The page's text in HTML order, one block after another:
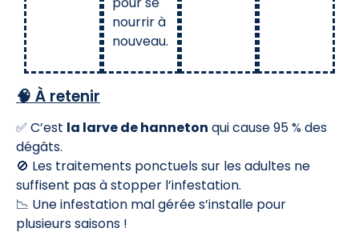
nourrir à
nouveau.
🧠 À retenir
✅ C’est la larve de hanneton qui cause 95 % des
dégâts.
🚫 Les traitements ponctuels sur les adultes ne
suffisent pas à stopper l’infestation.
📉 Une infestation mal gérée s’installe pour
plusieurs saisons !